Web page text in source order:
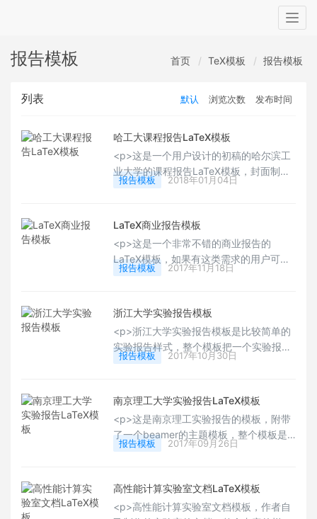
报告模板 首页 TeX模板 报告模板
列表 默认 浏览次数 发布时间
哈工大课程报告LaTeX模板
<p>这是一个用户设计的初稿的哈尔滨工
业大学的课程报告LaTeX模板，封面制作
完成了，主体也基本成型了，有需要的用
以制作适合自己的模板和笔记。Happy
LaTeXing！</p>
报告模板 2018年01月04日
LaTeX商业报告模板
<p>这是一个非常不错的商业报告的
LaTeX模板，如果有这类需求的用户可以
试用下，整个模板：封面，内容的结构都
以定制为自己的模板来试用，还是非常不
错的。Happy LaTeXing！</p>
报告模板 2017年11月18日
浙江大学实验报告模板
<p>浙江大学实验报告模板是比较简单的
实验报告样式，整个模板把一个实验报告
的框架进行了展示，也给出了代码的显示
常不错，有该校的用户可以下载试用下。
Happy LaTeXing！</p>
报告模板 2017年10月30日
南京理工大学实验报告LaTeX模板
<p>这是南京理工实验报告的模板，附带
了一个beamer的主题模板，整个模板是
比较规范的内容，模板设计了封面、页
该校的用户可以下载试用下，整体还是蛮
用心的，希望有更多的用户能够用到这一
模板。Happy LaTeXing！</p>
报告模板 2017年09月26日
高性能计算实验室文档LaTeX模板
<p>高性能计算实验室文档模板，作者自